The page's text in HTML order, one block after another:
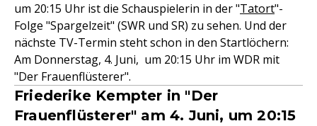
um 20:15 Uhr ist die Schauspielerin in der "Tatort"-
Folge "Spargelzeit" (SWR und SR) zu sehen. Und der
nächste TV-Termin steht schon in den Startlöchern:
Am Donnerstag, 4. Juni, um 20:15 Uhr im WDR mit
"Der Frauenflüsterer".
Friederike Kempter in "Der
Frauenflüsterer" am 4. Juni, um 20:15